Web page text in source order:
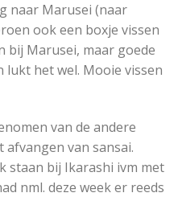
naar Marusei (naar
ook een boxje vissen
bij Marusei, maar goede
lukt het wel. Mooie vissen
van de andere
afvangen van sansai.
staan bij Ikarashi ivm met
nml. deze week er reeds